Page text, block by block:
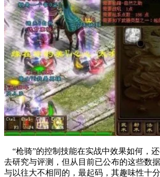
“枪骑”的控制技能在实战中效果如何，
去研究与评测，但从目前已公布的这些数
与以往大不相同的，最起码，其趣味性十分